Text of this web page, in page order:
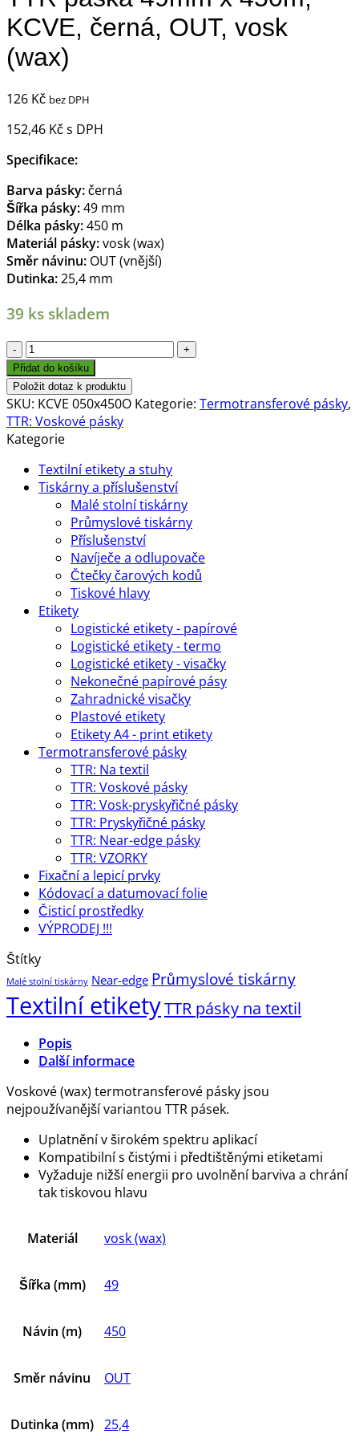
KCVE, černá, OUT, vosk
(wax)
126 Kč bez DPH
152,46 Kčs DPH
Specifikace:
Barva pásky:černá
Šířka pásky:49 mm
Délka pásky:450 m
Materiál pásky:vosk (wax)
Směr návinu: OUT (vnější)
Dutinka:25,4 mm
39 ks skladem
TTR
páska
49mm
x
450m,
KCVE,
OUT,
vosk
(wax)
množství
Přidat do košíku
Položit dotaz k produktu
SKU: KCVE 050x450O Kategorie: Termotransferové pásky,
TTR: Voskové pásky
Kategorie
Textilní etikety a stuhy
Tiskárny a příslušenství
Malé stolní tiskárny
Průmyslové tiskárny
Příslušenství
Navíječe a odlupovače
Čtečky čarových kodů
Tiskové hlavy
Etikety
Logistické etikety - papírové
Logistické etikety - termo
Logistické etikety - visačky
Nekonečné papírové pásy
Zahradnické visačky
Plastové etikety
Etikety A4 - print etikety
Termotransferové pásky
TTR: Na textil
TTR: Voskové pásky
TTR: Vosk-pryskyřičné pásky
TTR: Pryskyřičné pásky
TTR: Near-edge pásky
TTR: VZORKY
Fixační a lepicí prvky
Kódovací a datumovací folie
Čisticí prostředky
VÝPRODEJ !!!
Štítky
Malé stolní tiskárny Near-edge Průmyslové tiskárny
Textilní etiketyTTR pásky na textil
Popis
Další informace
Voskové (wax) termotransferové pásky jsou
nejpoužívanější variantou TTR pásek.
Uplatnění v širokém spektru aplikací
Kompatibilní s čistými i předtištěnými etiketami
Vyžaduje nižší energii pro uvolnění barviva a chrání
tak tiskovou hlavu
Materiál vosk (wax)
Šířka (mm) 49
Návin (m) 450
Směr návinu OUT
Dutinka (mm) 25,4